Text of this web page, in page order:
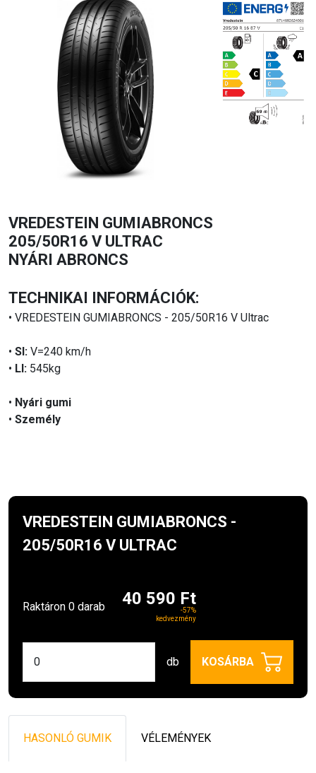
VREDESTEIN GUMIABRONCS
205/50R16 V ULTRAC
NYÁRI ABRONCS
TECHNIKAI INFORMÁCIÓK:
• VREDESTEIN GUMIABRONCS - 205/50R16 V Ultrac
• SI: V=240 km/h
• LI: 545kg
• Nyári gumi
• Személy
VREDESTEIN GUMIABRONCS -
205/50R16 V ULTRAC
Raktáron 0 darab 40 590 Ft
-57%
kedvezmény
db KOSÁRBA
HASONLÓ GUMIK VÉLEMÉNYEK